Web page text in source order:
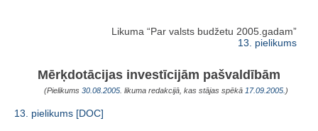
Likuma “Par valsts budžetu 2005.gadam”
13. pielikums
Mērķdotācijas investīcijām pašvaldībām
(Pielikums 30.08.2005 . likuma redakcijā, kas stājas spēkā 17.09.2005. )
13. pielikums [DOC]